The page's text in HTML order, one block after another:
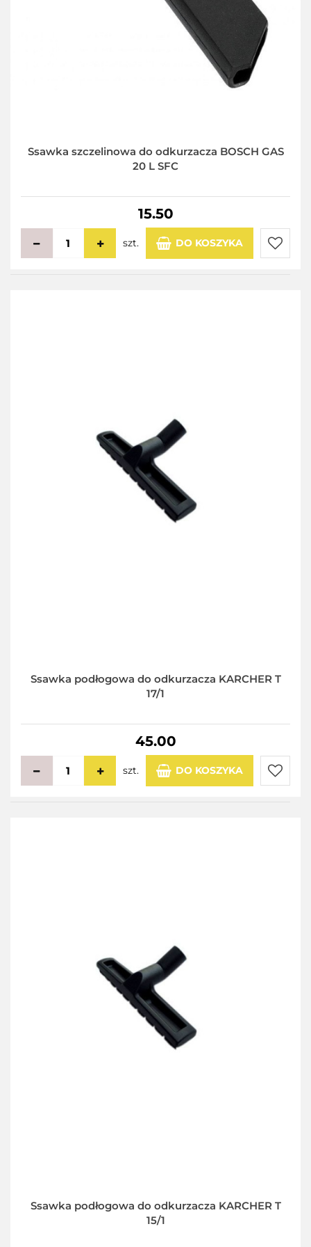
Ssawka szczelinowa do odkurzacza BOSCH GAS
20 L SFC
15.50
szt. DO KOSZYKA
Ssawka podłogowa do odkurzacza KARCHER T
17/1
45.00
szt. DO KOSZYKA
Do
Ssawka podłogowa do odkurzacza KARCHER T
15/1